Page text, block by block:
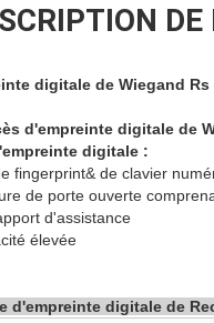
DE
digitale de Wiegand
d'empreinte digitale de
digitale :
fingerprint& de clavier
de porte ouverte
d'assistance
élevée
d'empreinte digitale de